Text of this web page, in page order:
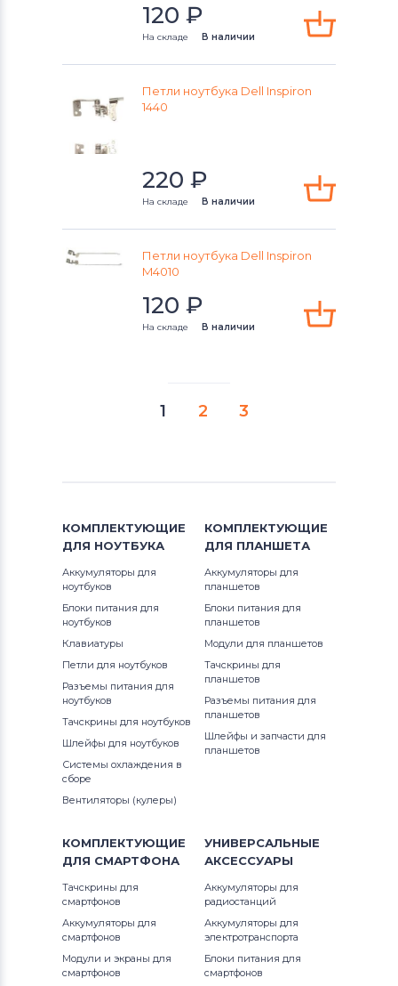
120 ₽
На складе В наличии
Петли ноутбука Dell Inspiron
1440
220 ₽
На складе В наличии
Петли ноутбука Dell Inspiron
M4010
120 ₽
На складе В наличии
1 2 3
КОМПЛЕКТУЮЩИЕ
ДЛЯ НОУТБУКА
Аккумуляторы для
ноутбуков
Блоки питания для
ноутбуков
Клавиатуры
Петли для ноутбуков
Разъемы питания для
ноутбуков
Тачскрины для ноутбуков
Шлейфы для ноутбуков
Системы охлаждения в
сборе
Вентиляторы (кулеры)
КОМПЛЕКТУЮЩИЕ
ДЛЯ ПЛАНШЕТА
Аккумуляторы для
планшетов
Блоки питания для
планшетов
Модули для планшетов
Тачскрины для
планшетов
Разъемы питания для
планшетов
Шлейфы и запчасти для
планшетов
КОМПЛЕКТУЮЩИЕ
ДЛЯ СМАРТФОНА
Тачскрины для
смартфонов
Аккумуляторы для
смартфонов
Модули и экраны для
смартфонов
УНИВЕРСАЛЬНЫЕ
АКСЕССУАРЫ
Аккумуляторы для
радиостанций
Аккумуляторы для
электротранспорта
Блоки питания для
смартфонов